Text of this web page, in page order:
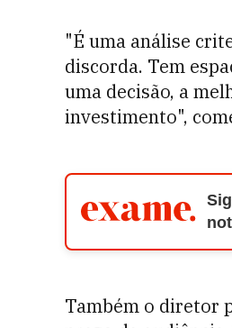
"É uma análise
discorda. Tem
uma decisão, a
investimento",
Também o diretor